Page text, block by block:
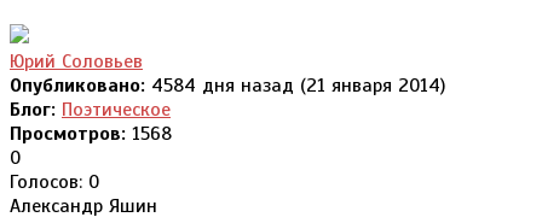
Юрий Соловьев
Опубликовано: 4584 дня назад (21 января 2014)
Блог: Поэтическое
Просмотров: 1568
0
Голосов: 0
Александр Яшин